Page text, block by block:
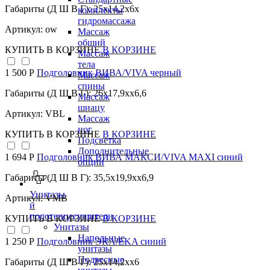
комплекты
гидромассажа
Массаж
общий
Массаж
тела
Массаж
спины
Массаж
шиацу
Массаж
ног
Подсветка
Дополнительные
опции
Унитазы
и
полотенцесушители
Унитазы
Напольные
унитазы
Подвесные
Габариты (Д Ш В Г): 25x14,2x6x
Артикул: ow
КУПИТЬ В КОРЗИНЕ В КОРЗИНЕ
1 500 Р Подголовник ВИВА/VIVA черный
Габариты (Д Ш В Г): 26x17,9xx6,6
Артикул: VBL
КУПИТЬ В КОРЗИНЕ В КОРЗИНЕ
1 694 Р Подголовник ВИВА МАКСИ/VIVA MAXI синий
Габариты (Д Ш В Г): 35,5x19,9xx6,9
Артикул: VMB
КУПИТЬ В КОРЗИНЕ В КОРЗИНЕ
1 250 Р Подголовник ЭКА/EKA синий
Габариты (Д Ш В Г): 25x14,2xx6